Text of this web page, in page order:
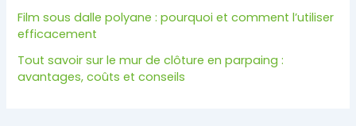
Film sous dalle polyane : pourquoi et comment l’utiliser
efficacement
Tout savoir sur le mur de clôture en parpaing :
avantages, coûts et conseils